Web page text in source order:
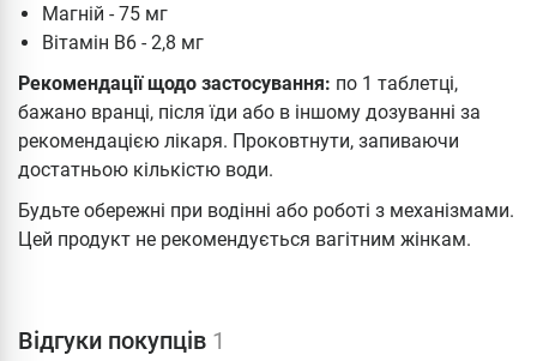
Магній - 75 мг
Вітамін В6 - 2,8 мг
Рекомендації щодо застосування: по 1 таблетці,
бажано вранці, після їди або в іншому дозуванні за
рекомендацією лікаря. Проковтнути, запиваючи
достатньою кількістю води.
Будьте обережні при водінні або роботі з механізмами.
Цей продукт не рекомендується вагітним жінкам.
Відгуки покупців 1